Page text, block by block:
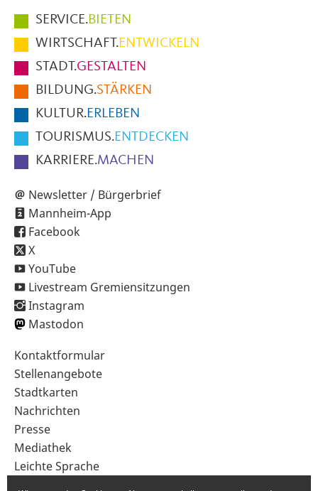
Hauptmenüpunkte
im
Fußbereich
der
Seite
SERVICE.BIETEN
WIRTSCHAFT.ENTWICKELN
STADT.GESTALTEN
BILDUNG.STÄRKEN
KULTUR.ERLEBEN
TOURISMUS.ENTDECKEN
KARRIERE.MACHEN
Newsletter / Bürgerbrief
Mannheim-App
Facebook
X
YouTube
Livestream Gremiensitzungen
Instagram
Mastodon
Sekundärnavigation
im
Fußbereich
Kontaktformular
Stellenangebote
Stadtkarten
Nachrichten
Presse
Mediathek
Leichte Sprache